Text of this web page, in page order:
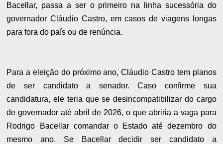
Bacellar, passa a ser o primeiro na linha sucessória do
governador Cláudio Castro, em casos de viagens longas
para fora do país ou de renúncia.
Para a eleição do próximo ano, Cláudio Castro tem planos
de ser candidato a senador. Caso confirme sua
candidatura, ele teria que se desincompatibilizar do cargo
de governador até abril de 2026, o que abriria a vaga para
Rodrigo Bacellar comandar o Estado até dezembro do
mesmo ano. Se Bacellar decidir ser candidato a